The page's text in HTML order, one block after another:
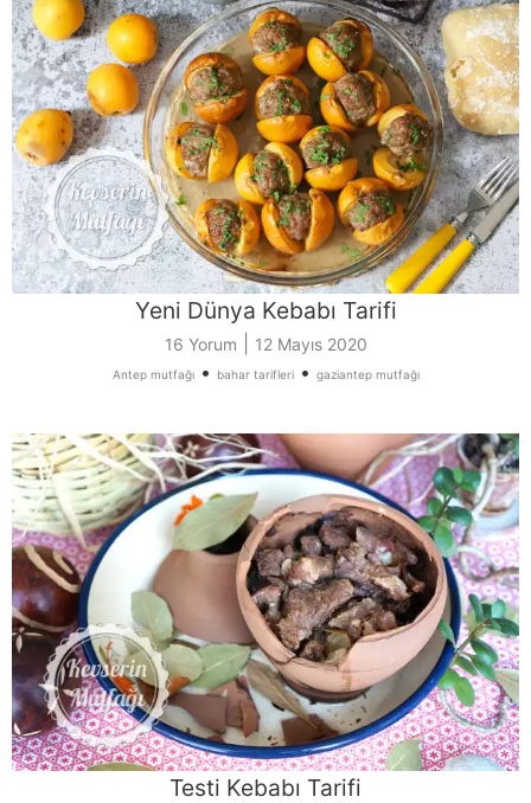
Yeni Dünya Kebabı Tarifi
16 Yorum 12 Mayıs 2020
Antep mutfağı• bahar tarifleri• gaziantep mutfağı
Testi Kebabı Tarifi